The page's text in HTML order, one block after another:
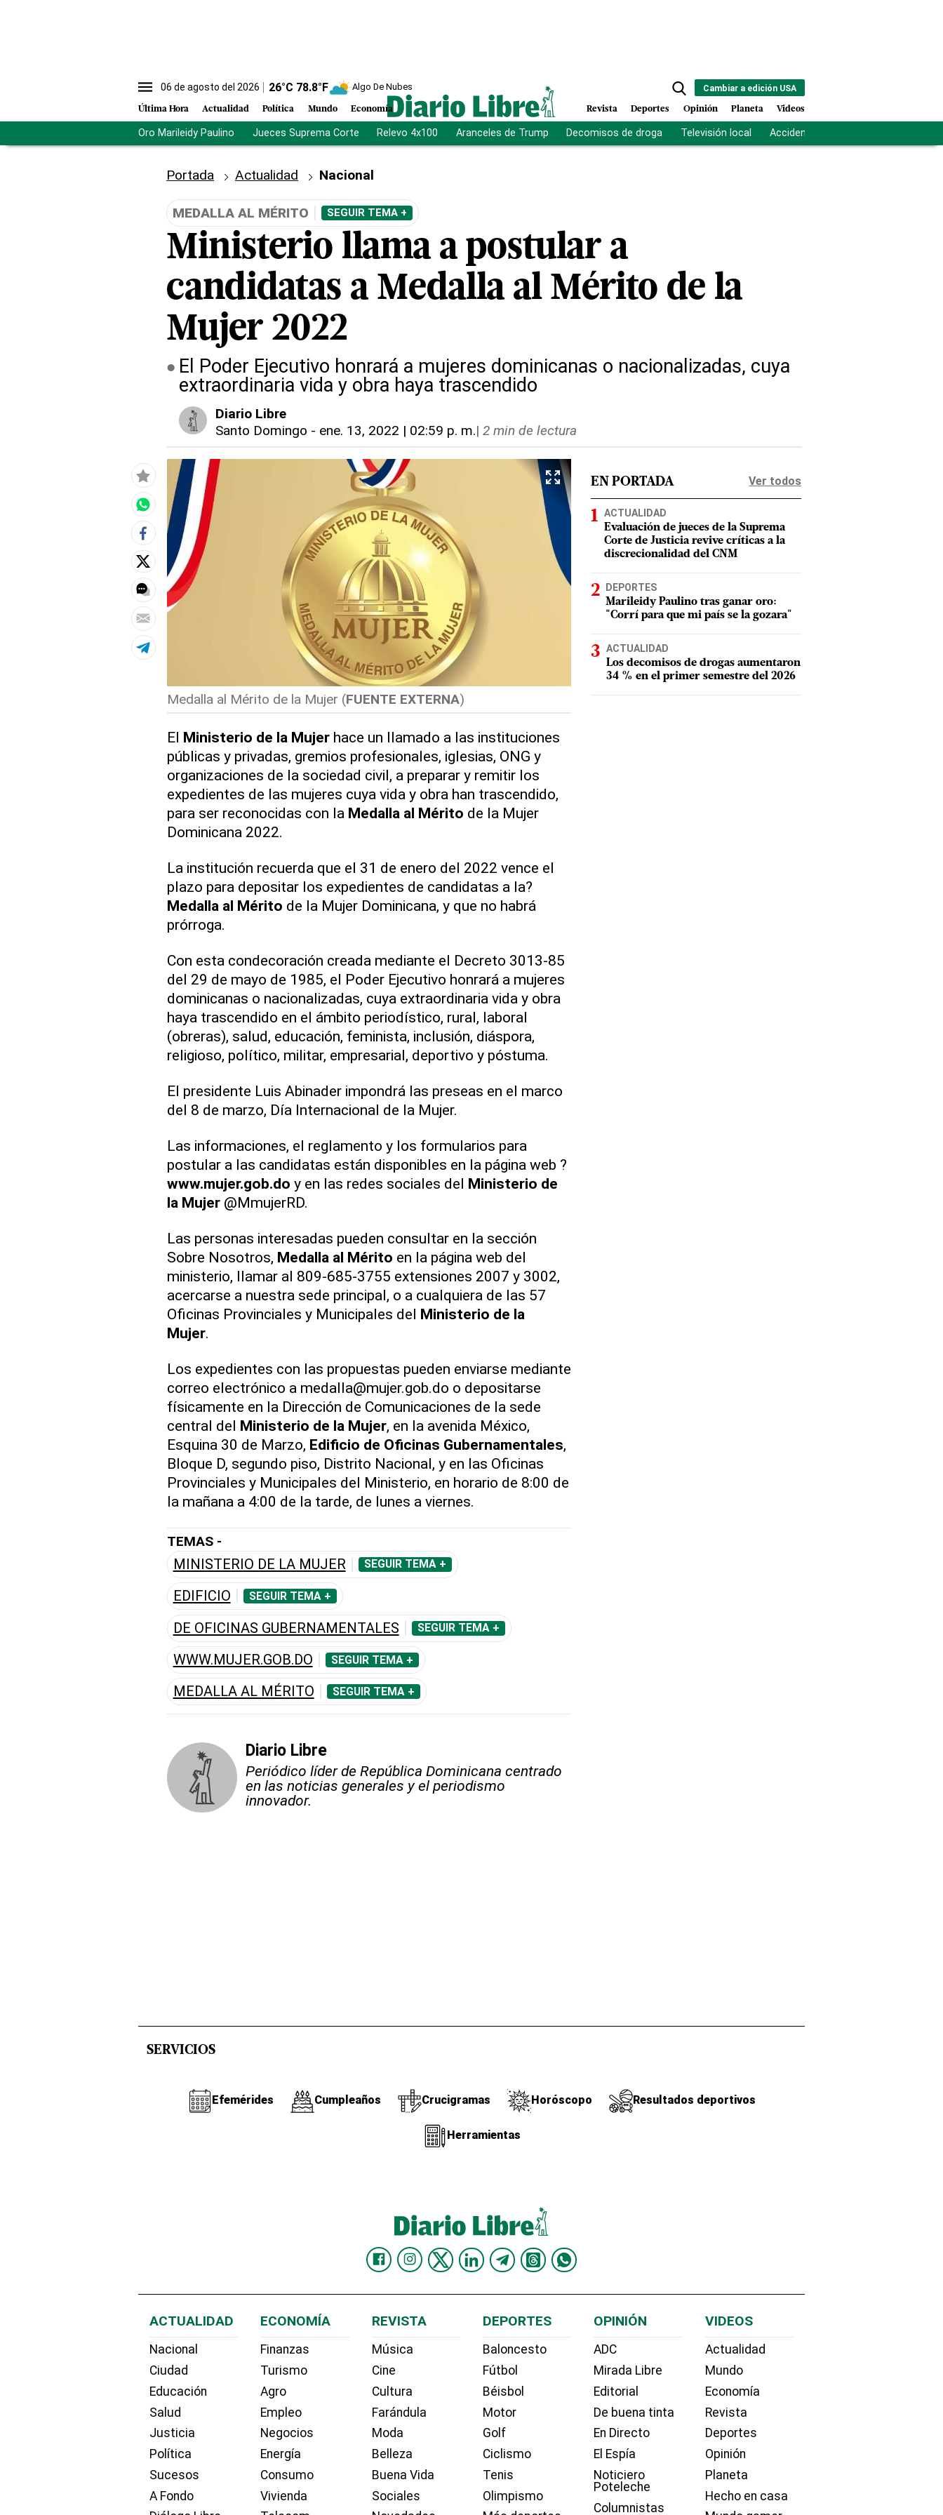
06 de agosto del 2026 26°C 78.8°F Algo De Nubes
Última Hora Actualidad Política Mundo Economía
Cambiar a edición USA
Revista Deportes Opinión Planeta Videos
Oro Marileidy Paulino Jueces Suprema Corte Relevo 4x100 Aranceles de Trump Decomisos de droga Televisión local Accidente Los Ríos
Portada Actualidad Nacional
MEDALLA AL MÉRITO SEGUIR TEMA +
Ministerio llama a postular a
candidatas a Medalla al Mérito de la
Mujer 2022
El Poder Ejecutivo honrará a mujeres dominicanas o nacionalizadas, cuya
extraordinaria vida y obra haya trascendido
Diario Libre
Santo Domingo - ene. 13, 2022 | 02:59 p. m.| 2 min de lectura
Medalla al Mérito de la Mujer (FUENTE EXTERNA)
El Ministerio de la Mujerhace un llamado a las instituciones
públicas y privadas, gremios profesionales, iglesias, ONG y
organizaciones de la sociedad civil, a preparar y remitir los
expedientes de las mujeres cuya vida y obra han trascendido,
para ser reconocidas con la Medalla al Mérito de la Mujer
Dominicana 2022.
La institución recuerda que el 31 de enero del 2022 vence el
plazo para depositar los expedientes de candidatas a la?
Medalla al Mérito de la Mujer Dominicana, y que no habrá
prórroga.
Con esta condecoración creada mediante el Decreto 3013-85
del 29 de mayo de 1985, el Poder Ejecutivo honrará a mujeres
dominicanas o nacionalizadas, cuya extraordinaria vida y obra
haya trascendido en el ámbito periodístico, rural, laboral
(obreras), salud, educación, feminista, inclusión, diáspora,
religioso, político, militar, empresarial, deportivo y póstuma.
El presidente Luis Abinader impondrá las preseas en el marco
del 8 de marzo, Día Internacional de la Mujer.
Las informaciones, el reglamento y los formularios para
postular a las candidatas están disponibles en la página web ?
www.mujer.gob.do y en las redes sociales del Ministerio de
la Mujer@MmujerRD.
Las personas interesadas pueden consultar en la sección
Sobre Nosotros, Medalla al Mérito en la página web del
ministerio, llamar al 809-685-3755 extensiones 2007 y 3002,
acercarse a nuestra sede principal, o a cualquiera de las 57
Oficinas Provinciales y Municipales del Ministerio de la
Mujer.
Los expedientes con las propuestas pueden enviarse mediante
correo electrónico a medalla@mujer.gob.do o depositarse
físicamente en la Dirección de Comunicaciones de la sede
central del Ministerio de la Mujer, en la avenida México,
Esquina 30 de Marzo, Edificio de Oficinas Gubernamentales,
Bloque D, segundo piso, Distrito Nacional, y en las Oficinas
Provinciales y Municipales del Ministerio, en horario de 8:00 de
la mañana a 4:00 de la tarde, de lunes a viernes.
TEMAS -
MINISTERIO DE LA MUJER SEGUIR TEMA +
EDIFICIO SEGUIR TEMA +
DE OFICINAS GUBERNAMENTALES SEGUIR TEMA +
WWW.MUJER.GOB.DO SEGUIR TEMA +
MEDALLA AL MÉRITO SEGUIR TEMA +
Diario Libre
Periódico líder de República Dominicana centrado
en las noticias generales y el periodismo
innovador.
EN PORTADA Ver todos
ACTUALIDAD
Evaluación de jueces de la Suprema
Corte de Justicia revive críticas a la
discrecionalidad del CNM
DEPORTES
Marileidy Paulino tras ganar oro:
"Corrí para que mi país se la gozara"
ACTUALIDAD
Los decomisos de drogas aumentaron
34 % en el primer semestre del 2026
SERVICIOS
Efemérides Cumpleaños Crucigramas Horóscopo Resultados deportivos
Herramientas
ACTUALIDAD
Nacional
Ciudad
Educación
Salud
Justicia
Política
Sucesos
A Fondo
ECONOMÍA
Finanzas
Turismo
Agro
Empleo
Negocios
Energía
Consumo
Vivienda
REVISTA
Música
Cine
Cultura
Farándula
Moda
Belleza
Buena Vida
Sociales
DEPORTES
Baloncesto
Fútbol
Béisbol
Motor
Golf
Ciclismo
Tenis
Olimpismo
OPINIÓN
ADC
Mirada Libre
Editorial
De buena tinta
En Directo
El Espía
Noticiero
Poteleche
Columnistas
VIDEOS
Actualidad
Mundo
Economía
Revista
Deportes
Opinión
Planeta
Hecho en casa